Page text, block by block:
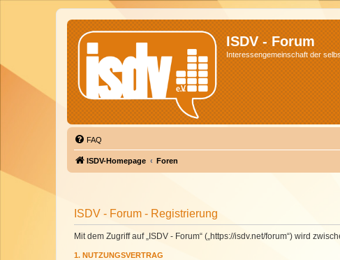
ISDV - Forum
Interessengemeinschaft der
FAQ
ISDV-Homepage Foren
ISDV - Forum - Registrierung
Mit dem Zugriff auf „ISDV - Forum“ („https://isdv.net/forum“) wird
1. NUTZUNGSVERTRAG